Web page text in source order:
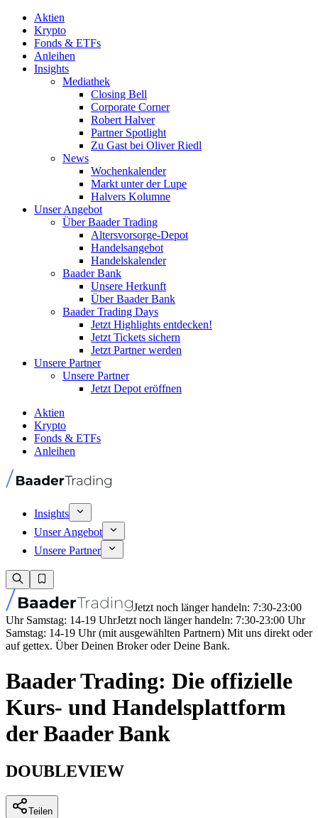
Aktien
Krypto
Fonds & ETFs
Anleihen
Insights
Mediathek
Closing Bell
Corporate Corner
Robert Halver
Partner Spotlight
Zu Gast bei Oliver Riedl
News
Wochenkalender
Markt unter der Lupe
Halvers Kolumne
Unser Angebot
Über Baader Trading
Altersvorsorge-Depot
Handelsangebot
Handelskalender
Baader Bank
Unsere Herkunft
Über Baader Bank
Baader Trading Days
Jetzt Highlights entdecken!
Jetzt Tickets sichern
Jetzt Partner werden
Unsere Partner
Unsere Partner
Jetzt Depot eröffnen
Aktien
Krypto
Fonds & ETFs
Anleihen
Insights
Unser Angebot
Unsere Partner
Jetzt noch länger handeln: 7:30-23:00
Uhr Samstag: 14-19 UhrJetzt noch länger handeln: 7:30-23:00 Uhr
Samstag: 14-19 Uhr (mit ausgewählten Partnern) Mit uns direkt oder
auf gettex. Über Deinen Broker oder Deine Bank.
Baader Trading: Die offizielle
Kurs- und Handelsplattform
der Baader Bank
DOUBLEVIEW
Teilen